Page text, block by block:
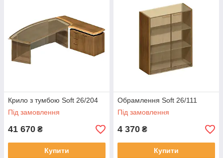
Крило з тумбою Soft 26/204
Під замовлення
41 670 ₴
Купити
Обрамлення Soft 26/111
Під замовлення
4 370 ₴
Купити